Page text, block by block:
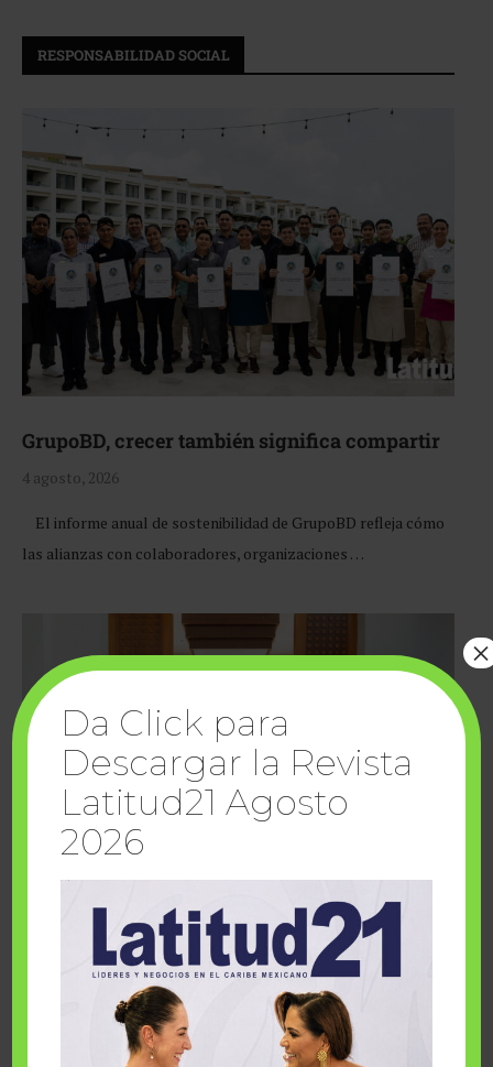
RESPONSABILIDAD SOCIAL
GrupoBD, crecer también significa compartir
4 agosto, 2026
El informe anual de sostenibilidad de GrupoBD refleja cómo
las alianzas con colaboradores, organizaciones …
Cuando la solidaridad inspira; cumplen
sueños Fairmont Mayakoba y Make-A-Wish
Da Click para
Descargar la Revista
Latitud21 Agosto
2026
×